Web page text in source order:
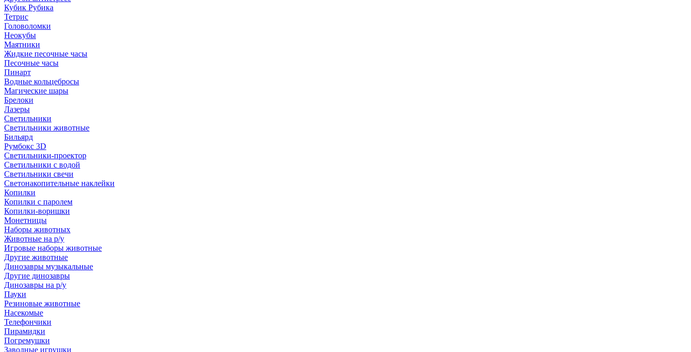
Кубик Рубика
Тетрис
Головоломки
Неокубы
Маятники
Жидкие песочные часы
Песочные часы
Пинарт
Водные кольцебросы
Магические шары
Брелоки
Лазеры
Светильники
Светильники животные
Бильярд
Румбокс 3D
Светильники-проектор
Светильники с водой
Светильники свечи
Светонакопительные наклейки
Копилки
Копилки с паролем
Копилки-воришки
Монетницы
Наборы животных
Животные на р/у
Игровые наборы животные
Другие животные
Динозавры музыкальные
Другие динозавры
Динозавры на р/у
Пауки
Резиновые животные
Насекомые
Телефончики
Пирамидки
Погремушки
Заводные игрушки